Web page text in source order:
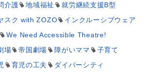
介護 地域福祉
就労継続支援B型
スク with ZOZO
インクルーシブウェア
We Need Accessible Theatre!
場
帝国劇場 障がいママ
子育て
育児の工夫
ダイバーシティ